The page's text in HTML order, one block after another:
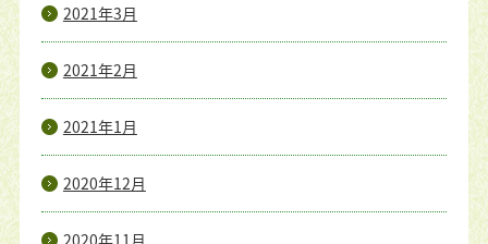
2021年3月
2021年2月
2021年1月
2020年12月
2020年11月